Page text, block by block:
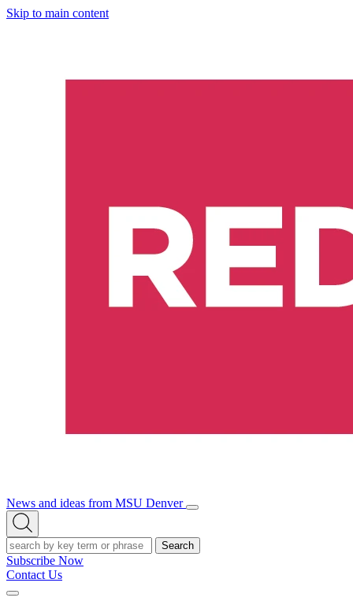
Skip to main content
News and ideas from MSU Denver
Open/Close
Open
Search
Search
Subscribe Now
Contact Us
Expand